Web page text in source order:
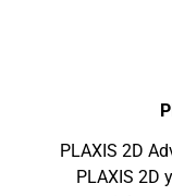
PLAXIS 2D
PLAXIS 2D